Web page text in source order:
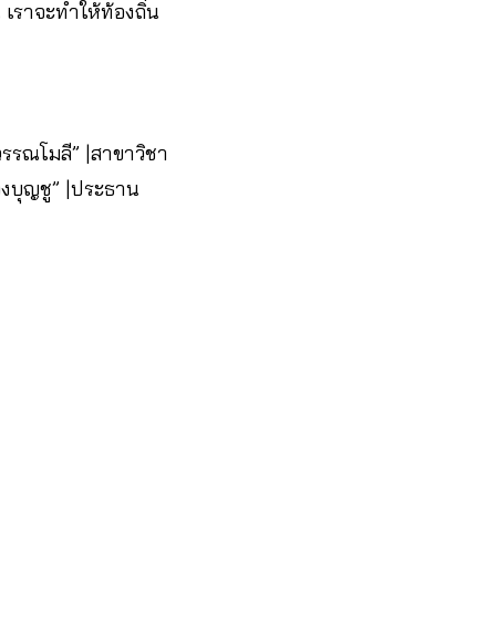
ราจะทำให้ท้องถิ่น
รณโมลี” |สาขาวิชา
บุญชู” |ประธาน